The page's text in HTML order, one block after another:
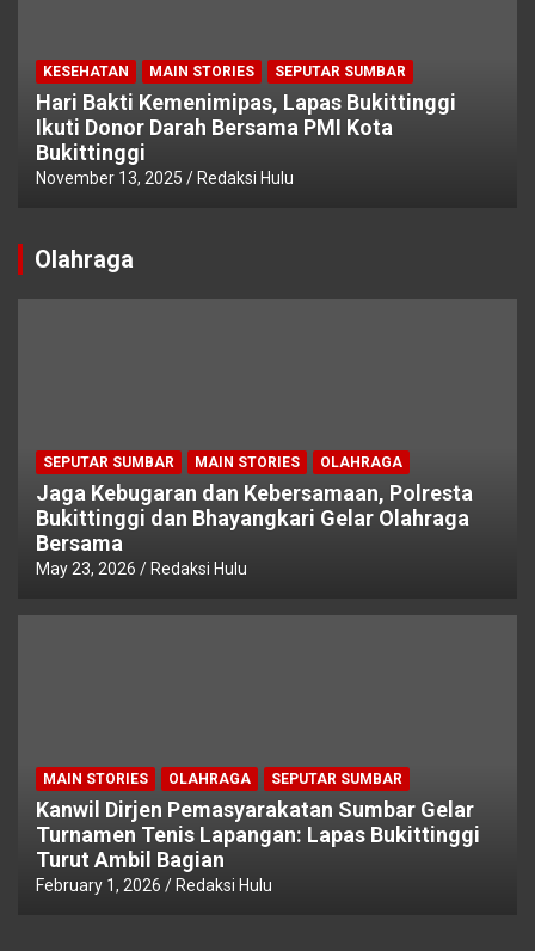
KESEHATAN MAIN STORIES SEPUTAR SUMBAR
Hari Bakti Kemenimipas, Lapas Bukittinggi
Ikuti Donor Darah Bersama PMI Kota
Bukittinggi
November 13, 2025 Redaksi Hulu
Olahraga
SEPUTAR SUMBAR MAIN STORIES OLAHRAGA
Jaga Kebugaran dan Kebersamaan, Polresta
Bukittinggi dan Bhayangkari Gelar Olahraga
Bersama
May 23, 2026 Redaksi Hulu
MAIN STORIES OLAHRAGA SEPUTAR SUMBAR
Kanwil Dirjen Pemasyarakatan Sumbar Gelar
Turnamen Tenis Lapangan: Lapas Bukittinggi
Turut Ambil Bagian
February 1, 2026 Redaksi Hulu